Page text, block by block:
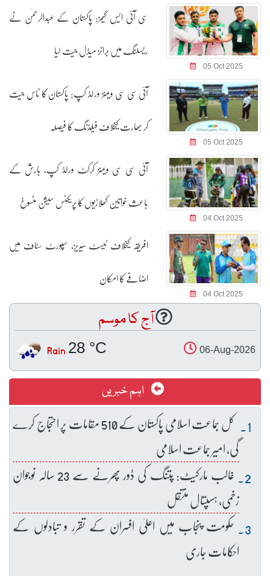
05 Oct 2025
سی آئی ایس گیمز: پاکستان کے عبدالرحمٰن نے
ریسلنگ میں برانز میڈل جیت لیا
05 Oct 2025
آئی سی سی ویمنز ورلڈ کپ: پاکستان کا ٹاس جیت
کر بھارت کیخلاف فیلڈنگ کا فیصلہ
04 Oct 2025
آئی سی سی ویمنز کرکٹ ورلڈ کپ، بارش کے
باعث خواتین کھلاڑیوں کا پریکٹس سیشن منسوخ
04 Oct 2025
افریقہ کیخلاف ٹیسٹ سیریز، سپورٹ سٹاف میں
اضافے کا امکان
آج کا موسم
06-Aug-2026
28 °C
Rain
اہم خبریں
کل جماعت اسلامی پاکستان کے 510 مقامات پر احتجاج کرے
گی، امیر جماعت اسلامی
غالب مارکیٹ: پتنگ کی ڈور پھرنے سے 23 سالہ نوجوان
زخمی، ہسپتال منتقل
حکومت پنجاب میں اعلیٰ افسران کے تقرر و تبادلوں کے
احکامات جاری